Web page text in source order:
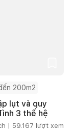
200m2
lụt và quy
3 thế hệ
| 59.167 lượt xem